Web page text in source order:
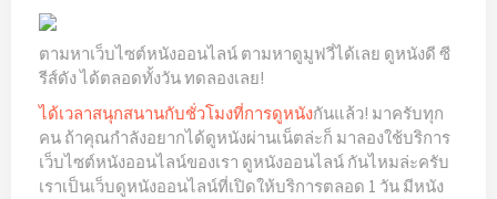
ตามหาเว็บไซต์หนังออนไลน์ ตามหาดูมูฟวี่ได้เลย ดูหนังดี ซี
รีส์ดัง ได้ตลอดทั้งวัน ทดลองเลย!
ได้เวลาสนุกสนานกับชั่วโมงที่การดูหนังกันแล้ว! มาครับทุก
คน ถ้าคุณกำลังอยากได้ดูหนังผ่านเน็ตล่ะก็ มาลองใช้บริการ
เว็บไซต์หนังออนไลน์ของเรา ดูหนังออนไลน์ กันไหมล่ะครับ
เราเป็นเว็บดูหนังออนไลน์ที่เปิดให้บริการตลอด 1 วัน มีหนัง